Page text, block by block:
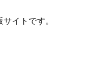
イトです。